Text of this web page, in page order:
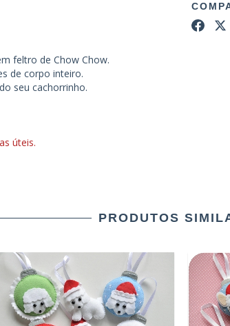
feltro de Chow Chow.
de corpo inteiro.
seu cachorrinho.
úteis.
PRODUTOS